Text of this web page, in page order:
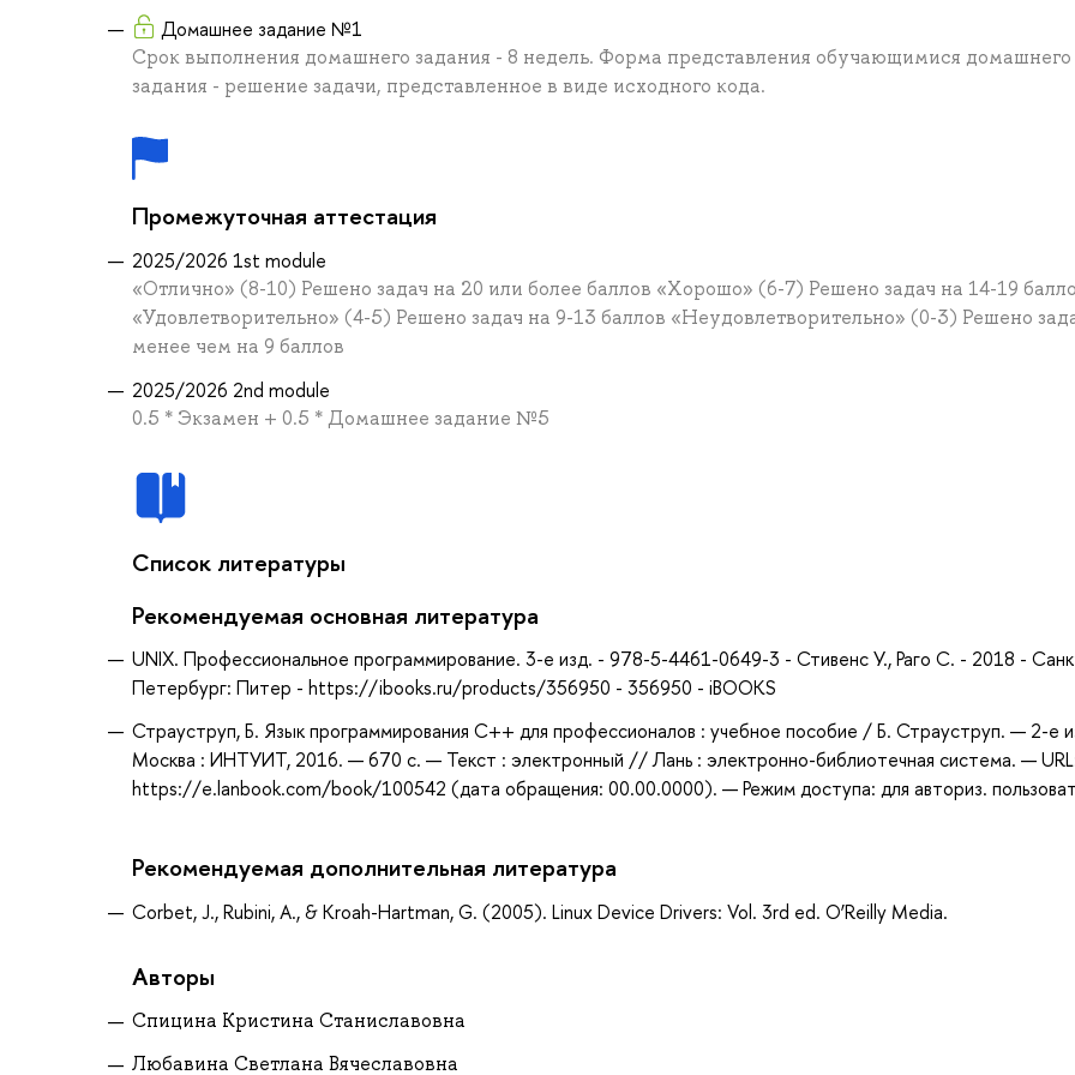
Домашнее задание №1
Срок выполнения домашнего задания - 8 недель. Форма представления обучающимися домашнего
задания - решение задачи, представленное в виде исходного кода.
Промежуточная аттестация
2025/2026 1st module
«Отлично» (8-10) Решено задач на 20 или более баллов «Хорошо» (6-7) Решено задач на 14-19
«Удовлетворительно» (4-5) Решено задач на 9-13 баллов «Неудовлетворительно» (0-3) Решено
менее чем на 9 баллов
2025/2026 2nd module
0.5 * Экзамен + 0.5 * Домашнее задание №5
Список литературы
Рекомендуемая основная литература
UNIX. Профессиональное программирование. 3-е изд. - 978-5-4461-0649-3 - Стивенс У., Раго С. - 2018 -
Петербург: Питер - https://ibooks.ru/products/356950 - 356950 - iBOOKS
Страуструп, Б. Язык программирования C++ для профессионалов : учебное пособие / Б. Страуструп. — 2-е
Москва : ИНТУИТ, 2016. — 670 с. — Текст : электронный // Лань : электронно-библиотечная система. —
https://e.lanbook.com/book/100542 (дата обращения: 00.00.0000). — Режим доступа: для авториз.
Рекомендуемая дополнительная литература
Corbet, J., Rubini, A., & Kroah-Hartman, G. (2005). Linux Device Drivers: Vol. 3rd ed. O’Reilly Media.
Авторы
Спицина Кристина Станиславовна
Любавина Светлана Вячеславовна